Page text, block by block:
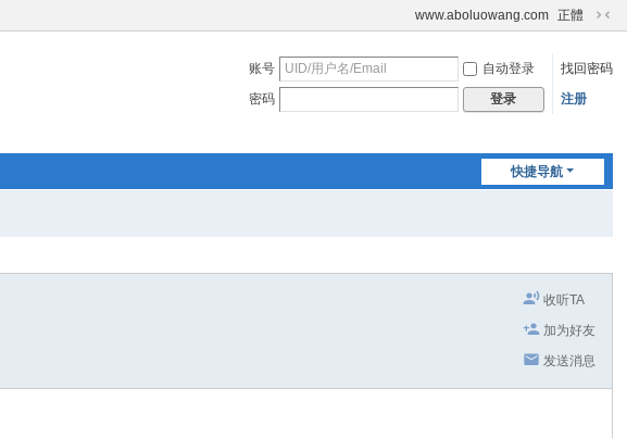
www.aboluowang.com 正體
切
到
账号 自动登录
找回密码
密码
登录 注册
快捷导航
收听TA
加为好友
发送消息